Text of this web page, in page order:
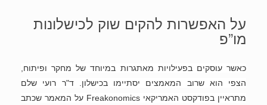
על האפשרות להקים שוק לכישלונות
מו”פ
כאשר עוסקים בפעילויות מאתגרות במיוחד של מחקר ופיתוח,
הצפי הוא שרוב המאמצים יסתיימו בכישלון. ד"ר רועי שלם
מתראיין בפודקסט האמריקאי Freakonomics על המאמר שכתב